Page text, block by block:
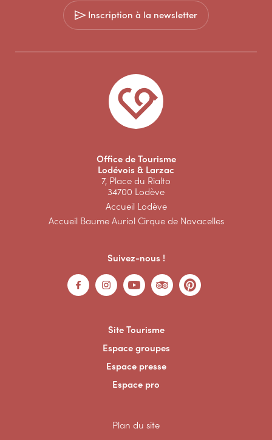
Inscription à la newsletter
Office de Tourisme
Lodévois & Larzac
7, Place du Rialto
34700 Lodève
Accueil Lodève
Accueil Baume Auriol Cirque de Navacelles
Suivez-nous !
Site Tourisme
Espace groupes
Espace presse
Espace pro
Plan du site